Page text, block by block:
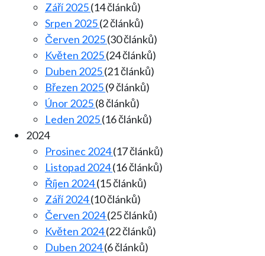
Září 2025(14 článků)
Srpen 2025(2 článků)
Červen 2025(30 článků)
Květen 2025(24 článků)
Duben 2025(21 článků)
Březen 2025(9 článků)
Únor 2025(8 článků)
Leden 2025(16 článků)
2024
Prosinec 2024(17 článků)
Listopad 2024(16 článků)
Říjen 2024(15 článků)
Září 2024(10 článků)
Červen 2024(25 článků)
Květen 2024(22 článků)
Duben 2024(6 článků)